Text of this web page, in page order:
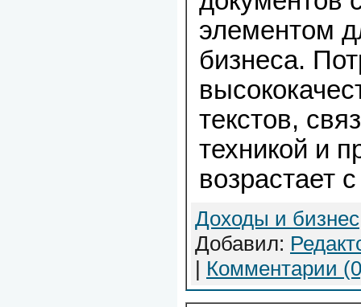
элементом
бизнеса.
текстов,
техникой и
возрастает
Доходы и бизнес
Добавил:
| Комментарии